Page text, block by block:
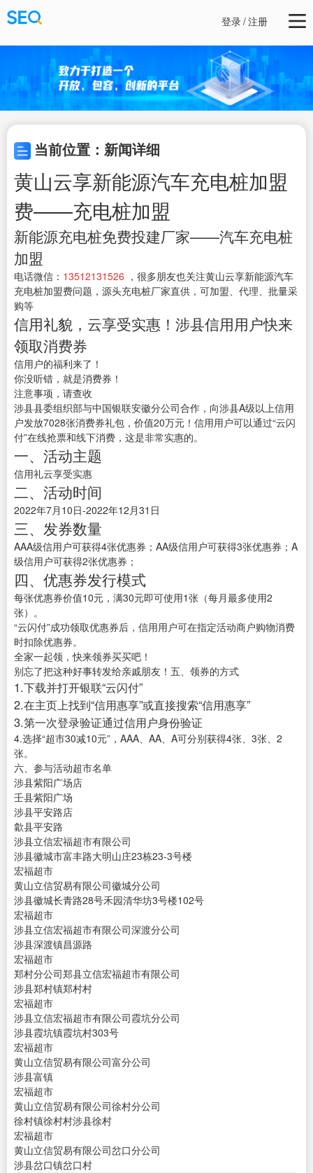
登录/注册
当前位置：新闻详细
黄山云享新能源汽车充电桩加盟
费——充电桩加盟
新能源充电桩免费投建厂家——汽车充电桩
加盟
电话微信： 13512131526 ，很多朋友也关注黄山云享新能源汽车
充电桩加盟费问题，源头充电桩厂家直供，可加盟、代理、批量采
购等
信用礼貌，云享受实惠！涉县信用用户快来
领取消费券
信用户的福利来了！
你没听错，就是消费券！
注意事项，请查收
涉县县委组织部与中国银联安徽分公司合作，向涉县A级以上信用
户发放7028张消费券礼包，价值20万元！信用用户可以通过“云闪
付”在线抢票和线下消费，这是非常实惠的。
一、活动主题
信用礼云享受实惠
二、活动时间
2022年7月10日-2022年12月31日
三、发券数量
AAA级信用户可获得4张优惠券；AA级信用户可获得3张优惠券；A
级信用户可获得2张优惠券；
四、优惠券发行模式
每张优惠券价值10元，满30元即可使用1张（每月最多使用2
张）。
“云闪付”成功领取优惠券后，信用用户可在指定活动商户购物消费
时扣除优惠券。
全家一起领，快来领券买买吧！
别忘了把这种好事转发给亲戚朋友！五、领券的方式
1.下载并打开银联“云闪付”
2.在主页上找到“信用惠享”或直接搜索“信用惠享”
3.第一次登录验证通过信用户身份验证
4.选择“超市30减10元”，AAA、AA、A可分别获得4张、3张、2
张。
六、参与活动超市名单
涉县紫阳广场店
壬县紫阳广场
涉县平安路店
歙县平安路
涉县立信宏福超市有限公司
涉县徽城市富丰路大明山庄23栋23-3号楼
宏福超市
黄山立信贸易有限公司徽城分公司
涉县徽城长青路28号禾园清华坊3号楼102号
宏福超市
涉县立信宏福超市有限公司深渡分公司
涉县深渡镇昌源路
宏福超市
郑村分公司郑县立信宏福超市有限公司
涉县郑村镇郑村村
宏福超市
涉县立信宏福超市有限公司霞坑分公司
涉县霞坑镇霞坑村303号
宏福超市
黄山立信贸易有限公司富分公司
涉县富镇
宏福超市
黄山立信贸易有限公司徐村分公司
徐村镇徐村村涉县徐村
宏福超市
黄山立信贸易有限公司岔口分公司
涉县岔口镇岔口村